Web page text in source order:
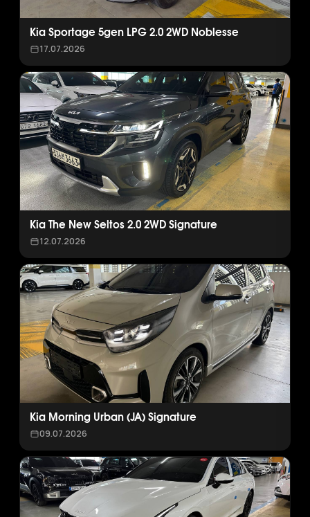
Kia Sportage 5gen LPG 2.0 2WD Noblesse
17.07.2026
Kia The New Seltos 2.0 2WD Signature
12.07.2026
Kia Morning Urban (JA) Signature
09.07.2026